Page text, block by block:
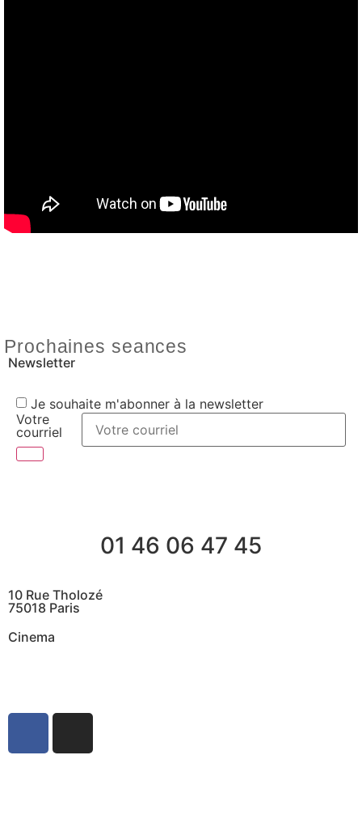
Prochaines seances
Newsletter
Je souhaite m'abonner à la newsletter
Votre
courriel
01 46 06 47 45
10 Rue Tholozé
75018 Paris
Cinema